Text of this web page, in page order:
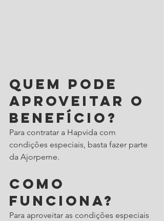
Quem pode
aproveitar o
benefício?
Para contratar a Hapvida com
condições especiais, basta fazer parte
da Ajorpeme.
Como
funciona?
Para aproveitar as condições especiais